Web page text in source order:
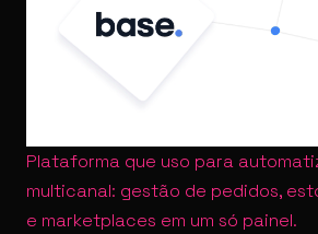
Plataforma que uso para
multicanal: gestão de pedidos,
e marketplaces em um só painel.